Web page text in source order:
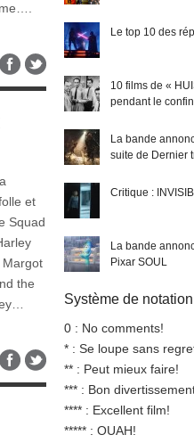
et
Squad
Margot
the
Le top 10 des
10 films de «
pendant le
La bande
suite de Dernier
Critique :
La bande
Pixar SOUL
Système de notation
0 : No comments!
* : Se loupe sans
** : Peut mieux faire!
*** : Bon
**** : Excellent film!
***** : OUAH!